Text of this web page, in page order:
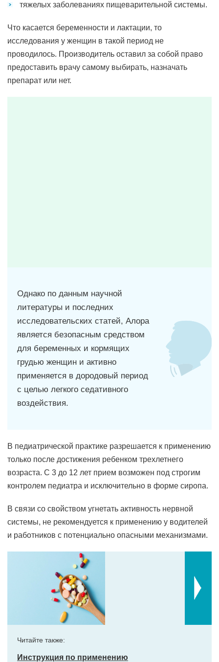
тяжелых заболеваниях пищеварительной системы.
Что касается беременности и лактации, то
исследования у женщин в такой период не
проводилось. Производитель оставил за собой право
предоставить врачу самому выбирать, назначать
препарат или нет.
Однако по данным научной
литературы и последних
исследовательских статей, Алора
является безопасным средством
для беременных и кормящих
грудью женщин и активно
применяется в дородовый период
с целью легкого седативного
воздействия.
В педиатрической практике разрешается к применению
только после достижения ребенком трехлетнего
возраста. С 3 до 12 лет прием возможен под строгим
контролем педиатра и исключительно в форме сиропа.
В связи со свойством угнетать активность нервной
системы, не рекомендуется к применению у водителей
и работников с потенциально опасными механизмами.
Читайте также:
Инструкция по применению